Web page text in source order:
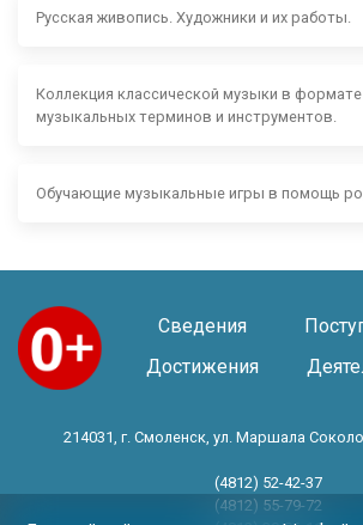
Русская живопись. Художники и их работы.
Коллекция классической музыки в
музыкальных терминов и инструментов.
Обучающие музыкальные игры в помощь
Сведения
Достижения
214031, г. Смоленск, ул. Маршала
(4812) 52-42-37
(4812) 55-79-72